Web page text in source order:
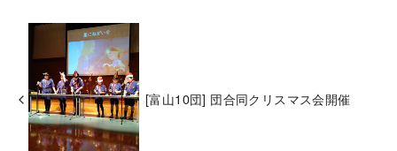
[富山10団] 団合同クリスマス会開催